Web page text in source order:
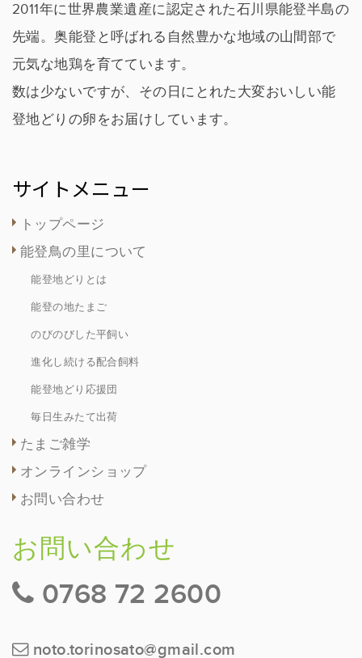
2011年に世界農業遺産に認定された石川県能登半島の
先端。奥能登と呼ばれる自然豊かな地域の山間部で
元気な地鶏を育てています。
数は少ないですが、その日にとれた大変おいしい能
登地どりの卵をお届けしています。
サイトメニュー
トップページ
能登鳥の里について
能登地どりとは
能登の地たまご
のびのびした平飼い
進化し続ける配合飼料
能登地どり応援団
毎日生みたて出荷
たまご雑学
オンラインショップ
お問い合わせ
お問い合わせ
0768 72 2600
noto.torinosato@gmail.com